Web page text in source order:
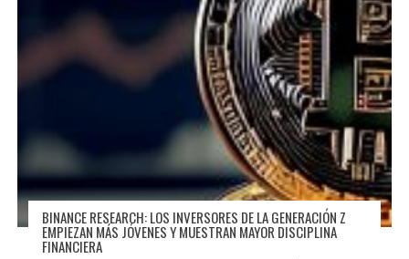
BINANCE RESEARCH: LOS INVERSORES DE LA GENERACIÓN Z
EMPIEZAN MÁS JÓVENES Y MUESTRAN MAYOR DISCIPLINA
FINANCIERA